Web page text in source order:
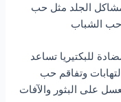
الجلد مثل حب
حب الشباب
للبكتيريا تساعد
وتفاقم حب
على البثور والآفات